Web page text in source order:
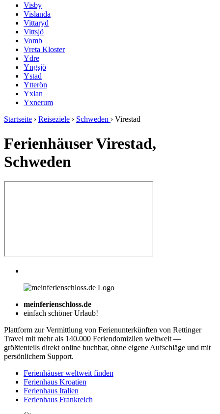
Visby
Vislanda
Vittaryd
Vittsjö
Vomb
Vreta Kloster
Ydre
Yngsjö
Ystad
Ytterön
Yxlan
Yxnerum
Startseite › Reiseziele › Schweden › Virestad
Ferienhäuser Virestad,
Schweden
meinferienschloss.de
einfach schöner Urlaub!
Plattform zur Vermittlung von Ferienunterkünften von Rettinger
Travel mit mehr als 140.000 Feriendomizilen weltweit —
größtenteils direkt online buchbar, ohne eigene Aufschläge und mit
persönlichem Support.
Ferienhäuser weltweit finden
Ferienhaus Kroatien
Ferienhaus Italien
Ferienhaus Frankreich